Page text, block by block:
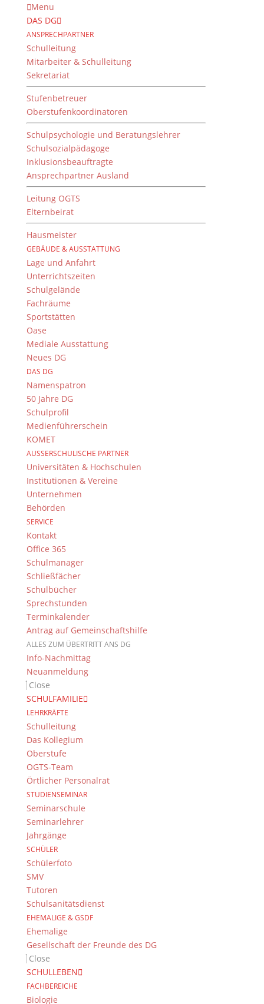
Menu
DAS DG
ANSPRECHPARTNER
Schulleitung
Mitarbeiter & Schulleitung
Sekretariat
Stufenbetreuer
Oberstufenkoordinatoren
Schulpsychologie und Beratungslehrer
Schulsozialpädagoge
Inklusionsbeauftragte
Ansprechpartner Ausland
Leitung OGTS
Elternbeirat
Hausmeister
GEBÄUDE & AUSSTATTUNG
Lage und Anfahrt
Unterrichtszeiten
Schulgelände
Fachräume
Sportstätten
Oase
Mediale Ausstattung
Neues DG
DAS DG
Namenspatron
50 Jahre DG
Schulprofil
Medienführerschein
KOMET
AUSSERSCHULISCHE PARTNER
Universitäten & Hochschulen
Institutionen & Vereine
Unternehmen
Behörden
SERVICE
Kontakt
Office 365
Schulmanager
Schließfächer
Schulbücher
Sprechstunden
Terminkalender
Antrag auf Gemeinschaftshilfe
ALLES ZUM ÜBERTRITT ANS DG
Info-Nachmittag
Neuanmeldung
Close
SCHULFAMILIE
LEHRKRÄFTE
Schulleitung
Das Kollegium
Oberstufe
OGTS-Team
Örtlicher Personalrat
STUDIENSEMINAR
Seminarschule
Seminarlehrer
Jahrgänge
SCHÜLER
Schülerfoto
SMV
Tutoren
Schulsanitätsdienst
EHEMALIGE & GSDF
Ehemalige
Gesellschaft der Freunde des DG
Close
SCHULLEBEN
FACHBEREICHE
Biologie
Ausstattung
Menü
Digitales Lernen und Lehren
UnterrichtPlus
Aktuelles
Projektbeschreibung
Ausstattung
Das DG
Dientzenhofer-Gymnasium Bamberg
Feldkirchenstr. 20-22
96052 Bamberg
Tel.: +49 (0) 951 93 23 90
Fax.: +49 (0) 951 93 23 92 0
E-Mail:dg@stadt.bamberg.de
Kontakt & Ansprechpartner
Senden Sie uns Ihre Nachricht.
Impressum & Datenschutz
Impressum
Datenschutzerklärung
Kontakt
© 2015-2022, Dientzenhofer-Gymnasium Bamberg
Immer Aktuell
Bleiben Sie immer auf dem neusten Stand und
folgen Sie uns auf Twitter
Folgen Sie demDG RSS Feed
Kontakt Webteam
Kontaktieren Sie das Webteam
© 2015-2017 Dientzenhofer-Gymnasium Bamberg -